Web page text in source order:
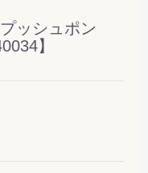
ッシュポン
】